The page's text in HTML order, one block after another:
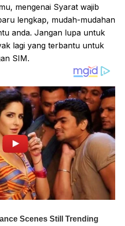
mengenai Syarat wajib
lengkap, mudah-mudahan
anda. Jangan lupa untuk
lagi yang terbantu untuk
SIM.